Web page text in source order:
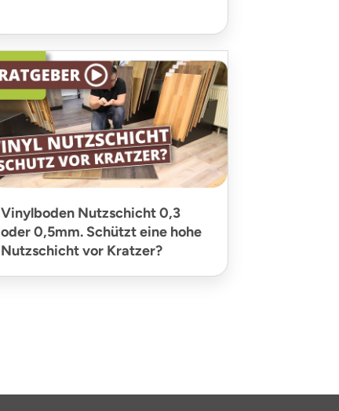
Vinylboden Nutzschicht 0,3
oder 0,5mm. Schützt eine hohe
Nutzschicht vor Kratzer?